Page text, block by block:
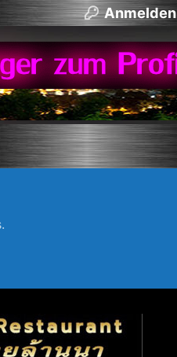
Anmelden